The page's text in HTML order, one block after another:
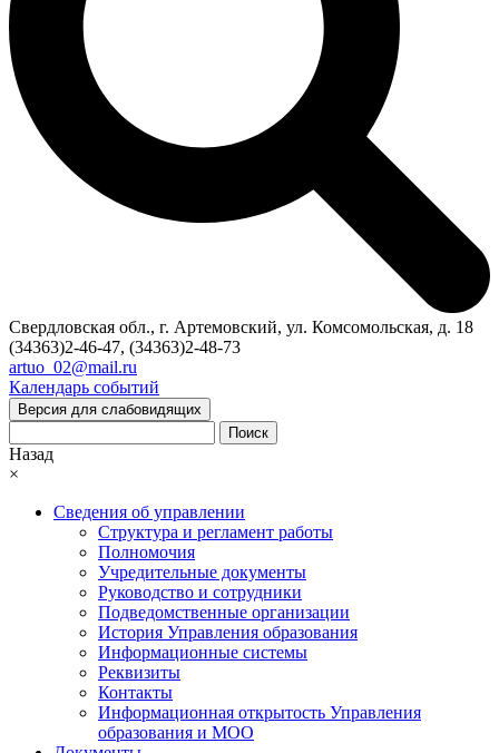
Свердловская обл., г. Артемовский, ул. Комсомольская, д. 18
(34363)2-46-47, (34363)2-48-73
artuo_02@mail.ru
Календарь событий
Версия для слабовидящих
Поиск
Назад
×
Сведения об управлении
Структура и регламент работы
Полномочия
Учредительные документы
Руководство и сотрудники
Подведомственные организации
История Управления образования
Информационные системы
Реквизиты
Контакты
Информационная открытость Управления
образования и МОО